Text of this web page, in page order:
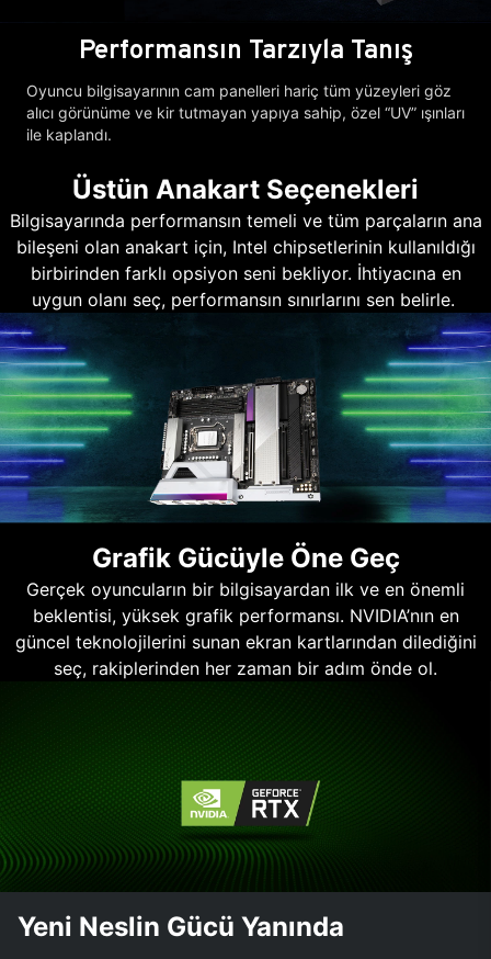
Performansın Tarzıyla Tanış
Oyuncu bilgisayarının cam panelleri hariç tüm yüzeyleri göz
alıcı görünüme ve kir tutmayan yapıya sahip, özel “UV” ışınları
ile kaplandı.
Üstün Anakart Seçenekleri
Bilgisayarında performansın temeli ve tüm parçaların ana
bileşeni olan anakart için, Intel chipsetlerinin kullanıldığı
birbirinden farklı opsiyon seni bekliyor. İhtiyacına en
uygun olanı seç, performansın sınırlarını sen belirle.
Grafik Gücüyle Öne Geç
Gerçek oyuncuların bir bilgisayardan ilk ve en önemli
beklentisi, yüksek grafik performansı. NVIDIA’nın en
güncel teknolojilerini sunan ekran kartlarından dilediğini
seç, rakiplerinden her zaman bir adım önde ol.
Yeni Neslin Gücü Yanında